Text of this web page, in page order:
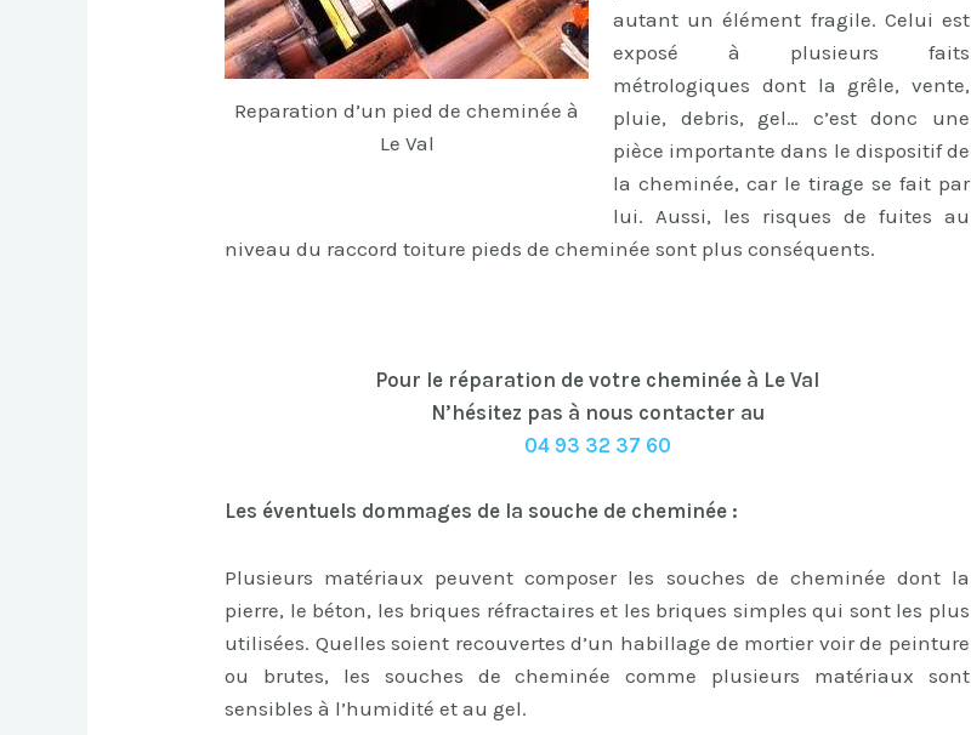
Reparation d’un pied de cheminée à
Le Val
autant un élément fragile. Celui est
exposé à plusieurs faits
métrologiques dont la grêle, vente,
pluie, debris, gel… c’est donc une
pièce importante dans le dispositif de
la cheminée, car le tirage se fait par
lui. Aussi, les risques de fuites au
niveau du raccord toiture pieds de cheminée sont plus conséquents.
Pour le réparation de votre cheminée à Le Val
N’hésitez pas à nous contacter au
04 93 32 37 60
Les éventuels dommages de la souche de cheminée :
Plusieurs matériaux peuvent composer les souches de cheminée dont la
pierre, le béton, les briques réfractaires et les briques simples qui sont les plus
utilisées. Quelles soient recouvertes d’un habillage de mortier voir de peinture
ou brutes, les souches de cheminée comme plusieurs matériaux sont
sensibles à l’humidité et au gel.